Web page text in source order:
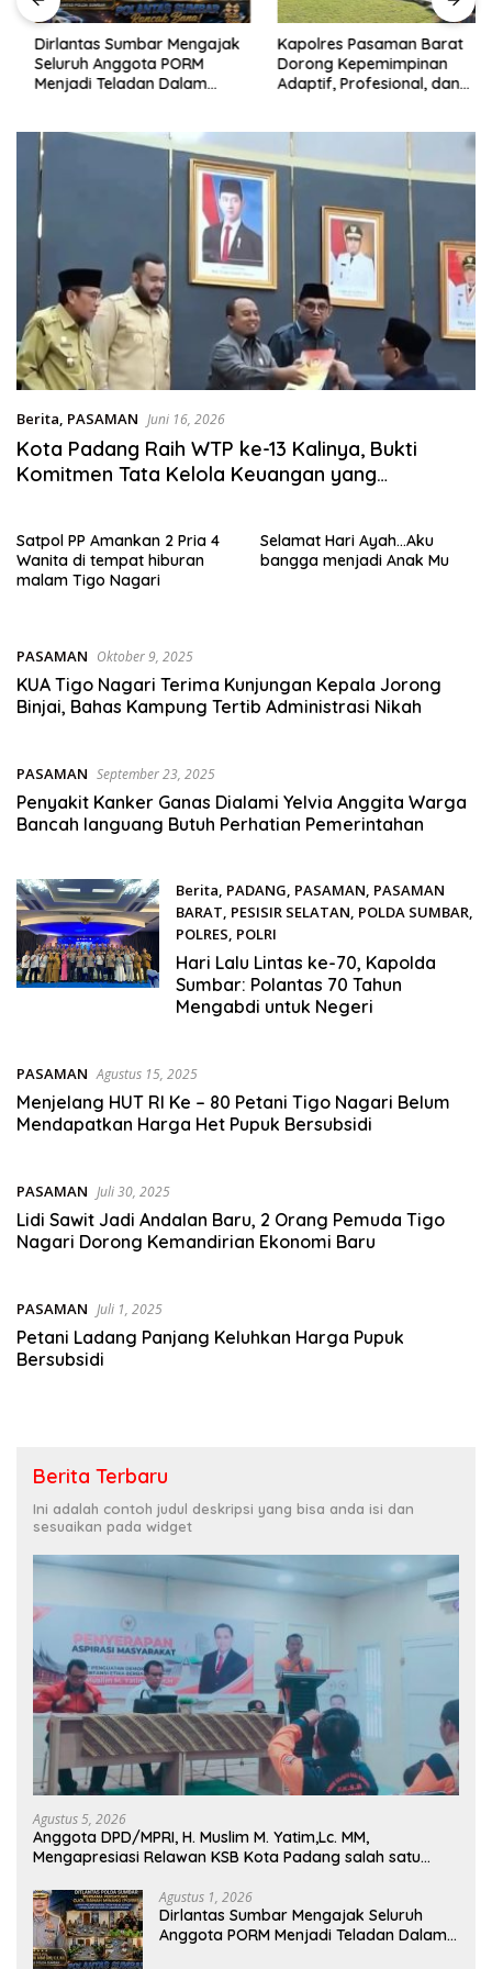
sumbar
tv
live
Dirlantas Sumbar Mengajak
Seluruh Anggota PORM
Menjadi Teladan Dalam
Perlengkapan Keselamatan
Berkendara
Kapolres Pasaman Barat
Dorong Kepemimpinan
Adaptif, Profesional, dan
Berita, PASAMAN Juni 16, 2026
Kota Padang Raih WTP ke-13 Kalinya, Bukti
Komitmen Tata Kelola Keuangan yang
Satpol PP Amankan 2 Pria 4
Wanita di tempat hiburan
malam Tigo Nagari
Selamat Hari Ayah…Aku
bangga menjadi Anak Mu
PASAMAN Oktober 9, 2025
KUA Tigo Nagari Terima Kunjungan Kepala Jorong
Binjai, Bahas Kampung Tertib Administrasi Nikah
PASAMAN September 23, 2025
Penyakit Kanker Ganas Dialami Yelvia Anggita Warga
Bancah languang Butuh Perhatian Pemerintahan
Berita, PADANG, PASAMAN, PASAMAN
BARAT, PESISIR SELATAN, POLDA SUMBAR,
POLRES, POLRI
September 23, 2025
Hari Lalu Lintas ke-70, Kapolda
Sumbar: Polantas 70 Tahun
Mengabdi untuk Negeri
PASAMAN Agustus 15, 2025
Menjelang HUT RI Ke – 80 Petani Tigo Nagari Belum
Mendapatkan Harga Het Pupuk Bersubsidi
PASAMAN Juli 30, 2025
Lidi Sawit Jadi Andalan Baru, 2 Orang Pemuda Tigo
Nagari Dorong Kemandirian Ekonomi Baru
PASAMAN Juli 1, 2025
Petani Ladang Panjang Keluhkan Harga Pupuk
Bersubsidi
Berita Terbaru
Ini adalah contoh judul deskripsi yang bisa anda isi dan
sesuaikan pada widget
Agustus 5, 2026
Anggota DPD/MPRI, H. Muslim M. Yatim,Lc. MM,
Mengapresiasi Relawan KSB Kota Padang salah satu
Agustus 1, 2026
Dirlantas Sumbar Mengajak Seluruh
Anggota PORM Menjadi Teladan Dalam